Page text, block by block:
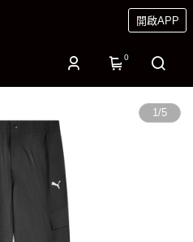
開啟APP
0
1/5